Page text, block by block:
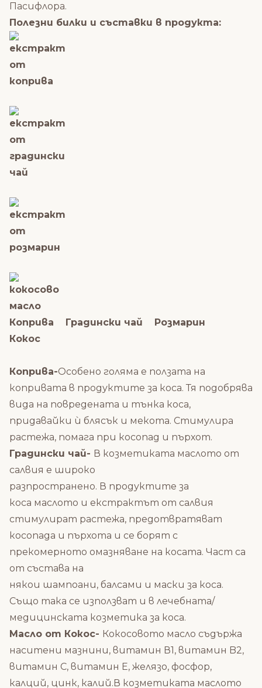
Пасифлора.
Полезни билки и съставки в продукта:
Коприва Градински чай Розмарин
Кокос
Коприва-Особено голяма е ползата на
копривата в продуктите за коса. Тя подобрява
вида на повредената и тънка коса,
придавайки ѝ блясък и мекота. Стимулира
растежа, помага при косопад и пърхот.
Градински чай- В козметиката маслото от
салвия е широко
разпространено. В продуктите за
коса маслото и екстрактът от салвия
стимулират растежа, предотвратяват
косопада и пърхота и се борят с
прекомерното омазняване на косата. Част са
от състава на
някои шампоани, балсами и маски за коса.
Също така се използват и в лечебната/
медицинската козметика за коса.
Масло от Кокос- Кокосовото масло съдържа
наситени мазнини, витамин В1, витамин B2,
витамин C, витамин E, желязо, фосфор,
калций, цинк, калий.В козметиката маслото